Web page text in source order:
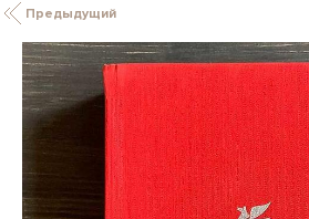
Предыдущий